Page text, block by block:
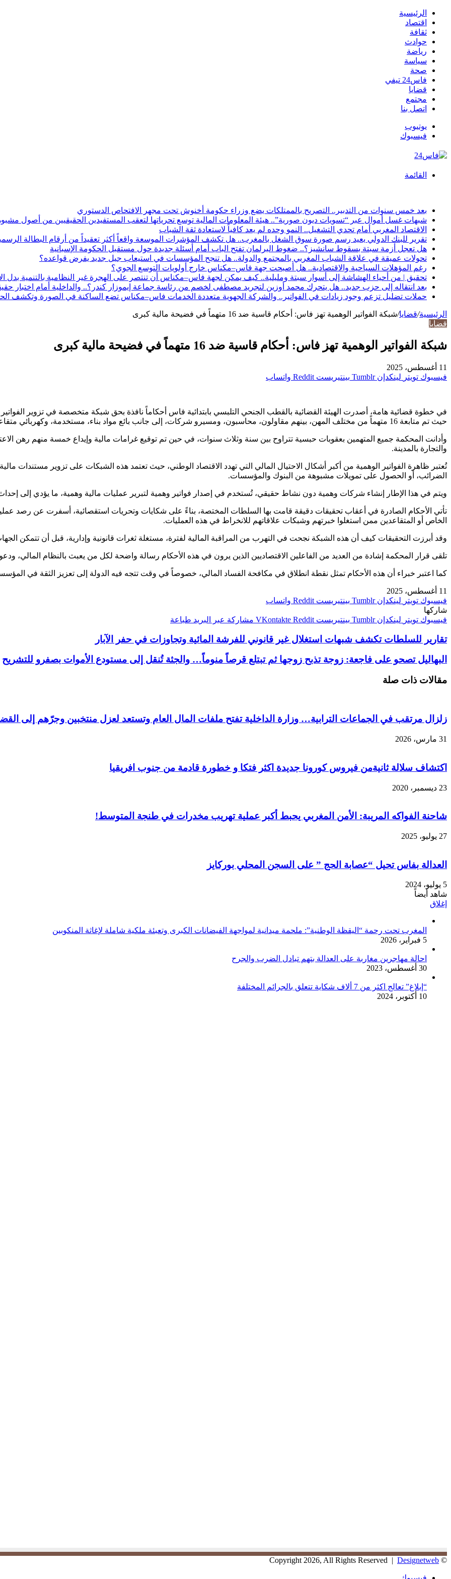
الرئيسية
اقتصاد
ثقافة
حوادث
رياضة
سياسة
صحة
فاس24 تيفي
قضايا
مجتمع
اتصل بنا
يوتيوب
فيسبوك
القائمة
بعد خمس سنوات من التدبير.. التصريح بالممتلكات يضع وزراء حكومة أخنوش تحت مجهر الافتحاص الدستوري
شبهات غسل أموال عبر “تسويات ديون صورية”.. هيئة المعلومات المالية توسع تحرياتها لتعقب المستفيدين الحقيقيين من أصول
الاقتصاد المغربي أمام تحدي التشغيل.. النمو وحده لم يعد كافياً لاستعادة ثقة الشباب
تقرير للبنك الدولي يعيد رسم صورة سوق الشغل بالمغرب.. هل تكشف المؤشرات الموسعة واقعاً أكثر تعقيداً من أرقام البطالة
هل تعجل أزمة سبتة بسقوط سانشيز؟.. ضغوط البرلمان تفتح الباب أمام أسئلة جديدة حول مستقبل الحكومة الإسبانية
تحولات عميقة في علاقة الشباب المغربي بالمجتمع والدولة.. هل تنجح المؤسسات في استيعاب جيل جديد يفرض قواعده؟
رغم المؤهلات السياحية والاقتصادية.. هل أصبحت جهة فاس–مكناس خارج أولويات التوسع الجوي؟
تحقيق | من أحياء الهشاشة إلى أسوار سبتة ومليلية.. كيف يمكن لجهة فاس–مكناس أن تنتصر على الهجرة غير النظامية بالتنمية بدل
بعد انتقاله إلى حزب جديد.. هل يتحرك محمد أوزين لتجريد مصطفى لخصم من رئاسة جماعة إيموزار كندر؟.. والداخلية أمام اختبار حقيقي
حملات تضليل تزعم وجود زيادات في الفواتير.. والشركة الجهوية متعددة الخدمات فاس–مكناس تضع الساكنة في الصورة وتكشف
الرئيسية/قضايا/شبكة الفواتير الوهمية تهز فاس: أحكام قاسية ضد 16 متهماً في فضيحة مالية كبرى
قضايا
شبكة الفواتير الوهمية تهز فاس: أحكام قاسية ضد 16 متهماً في فضيحة مالية كبرى
11 أغسطس، 2025
فيسبوك تويتر لينكدإن بينتيريست واتساب
في خطوة قضائية هامة، أصدرت الهيئة القضائية بالقطب الجنحي التلبسي بابتدائية فاس أحكاماً نافذة بحق شبكة متخصصة في تزوير
حيث تم متابعة 16 متهماً من مختلف المهن، بينهم مقاولون، محاسبون، ومسيرو شركات، إلى جانب بائع مواد بناء، مستخدمة، وكهربائي متقاعد.
وأدانت المحكمة جميع المتهمين بعقوبات حبسية تتراوح بين سنة وثلاث سنوات، في حين تم توقيع غرامات مالية وإيداع خمسة منهم رهن
والتجارة بالمدينة.
تُعتبر ظاهرة الفواتير الوهمية من أكبر أشكال الاحتيال المالي التي تهدد الاقتصاد الوطني، حيث تعتمد هذه الشبكات على تزوير مستندات
الضرائب، أو الحصول على تمويلات مشبوهة من البنوك والمؤسسات.
ويتم في هذا الإطار إنشاء شركات وهمية دون نشاط حقيقي، تُستخدم في إصدار فواتير وهمية لتبرير عمليات مالية وهمية، ما يؤدي إلى
تأتي الأحكام الصادرة في أعقاب تحقيقات دقيقة قامت بها السلطات المختصة، بناءً على شكايات وتحريات استقصائية، أسفرت عن رصد
الخاص أو المتقاعدين ممن استغلوا خبرتهم وشبكات علاقاتهم للانخراط في هذه العمليات.
وقد أبرزت التحقيقات كيف أن هذه الشبكة نجحت في التهرب من المراقبة المالية لفترة، مستغلة ثغرات قانونية وإدارية، قبل أن تتمكن
تلقى قرار المحكمة إشادة من العديد من الفاعلين الاقتصاديين الذين يرون في هذه الأحكام رسالة واضحة لكل من يعبث بالنظام المالي،
كما اعتبر خبراء أن هذه الأحكام تمثل نقطة انطلاق في مكافحة الفساد المالي، خصوصاً في وقت تتجه فيه الدولة إلى تعزيز الثقة في
11 أغسطس، 2025
فيسبوك تويتر لينكدإن بينتيريست
واتساب
شاركها
فيسبوك تويتر لينكدإن بينتيريست مشاركة عبر البريد طباعة
تقارير للسلطات تكشف شبهات استغلال غير قانوني للفرشة المائية وتجاوزات في حفر الآبار
البهاليل تصحو على فاجعة: زوجة تذبح زوجها ثم تبتلع قرصاً منوماً… والجثة تُنقل إلى مستودع الأموات بصفرو للتشريح
مقالات ذات صلة
زلزال مرتقب في الجماعات الترابية… وزارة الداخلية تفتح ملفات المال العام وتستعد لعزل منتخبين وجرّهم إلى
31 مارس، 2026
اكتشاف سلالة ثانيةمن فيروس كورونا جديدة اكثر فتكا و خطورة قادمة من جنوب افريقيا
23 ديسمبر، 2020
شاحنة الفواكه المريبة: الأمن المغربي يحبط أكبر عملية تهريب مخدرات في طنجة المتوسط!
27 يوليو، 2025
العدالة بفاس تحيل “عصابة الحج ” على السجن المحلي بوركايز
5 يوليو، 2024
شاهد أيضاً
إغلاق
المغرب تحت رحمة “اليقظة الوطنية”: ملحمة ميدانية لمواجهة الفيضانات الكبرى وتعبئة ملكية شاملة لإغاثة المنكوبين
5 فبراير، 2026
احالة مهاجرين مغاربة على العدالة بتهم تبادل الضرب والجرح
30 أغسطس، 2023
“إبلاغ” تعالج اكثر من 7 ألاف شكاية تتعلق بالجرائم المختلفة
10 أكتوبر، 2024
© Copyright 2026, All Rights Reserved |
Designetweb